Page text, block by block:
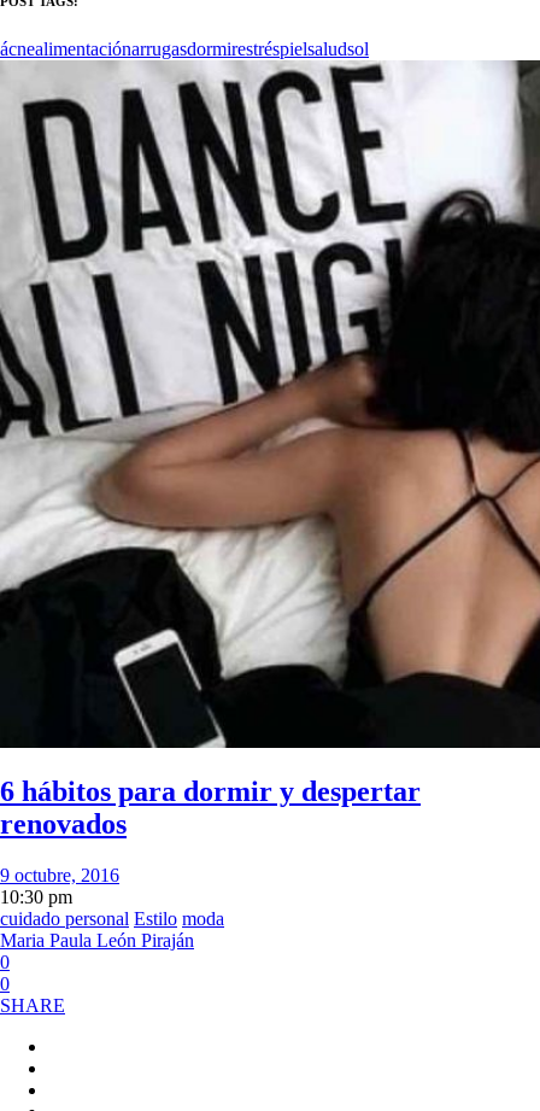
ácnealimentaciónarrugasdormirestréspielsaludsol
6 hábitos para dormir y despertar
renovados
9 octubre, 2016
10:30 pm
cuidado personal Estilo moda
Maria Paula León Piraján
0
0
SHARE